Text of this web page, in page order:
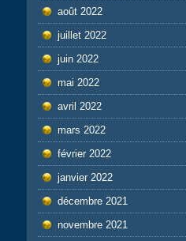
août 2022
juillet 2022
juin 2022
mai 2022
avril 2022
mars 2022
février 2022
janvier 2022
décembre 2021
novembre 2021